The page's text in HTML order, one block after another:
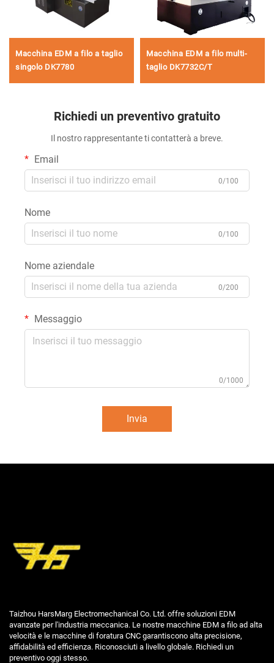
Macchina EDM a filo a taglio
singolo DK7780
Macchina EDM a filo multi-
taglio DK7732C/T
Richiedi un preventivo gratuito
Il nostro rappresentante ti contatterà a breve.
Email
0/100
Nome
0/100
Nome aziendale
0/200
Messaggio
0/1000
Invia
Taizhou HarsMarg Electromechanical Co. Ltd. offre soluzioni EDM
avanzate per l'industria meccanica. Le nostre macchine EDM a filo ad alta
velocità e le macchine di foratura CNC garantiscono alta precisione,
affidabilità ed efficienza. Riconosciuti a livello globale. Richiedi un
preventivo oggi stesso.